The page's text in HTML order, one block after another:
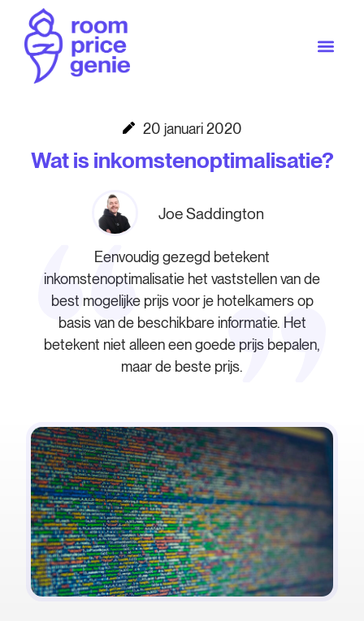
20 januari 2020
Wat is inkomstenoptimalisatie?
Joe Saddington
Eenvoudig gezegd betekent
inkomstenoptimalisatie het vaststellen van de
best mogelijke prijs voor je hotelkamers op
basis van de beschikbare informatie. Het
betekent niet alleen een goede prijs bepalen,
maar de beste prijs.